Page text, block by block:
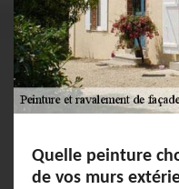
Quelle peinture
de vos murs